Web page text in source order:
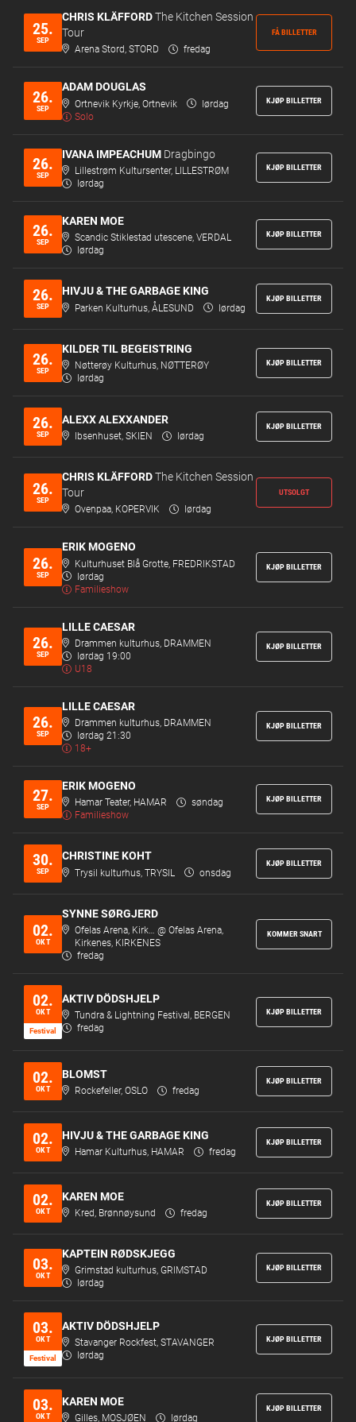
25.
SEP
CHRIS KLÄFFORDThe Kitchen Session
Tour
Arena Stord, STORD fredag
FÅ BILLETTER
26.
SEP
ADAM DOUGLAS
Ortnevik Kyrkje, Ortnevik
lørdag
Solo
KJØP BILLETTER
26.
SEP
IVANA IMPEACHUM Dragbingo
Lillestrøm Kultursenter, LILLESTRØM
lørdag
KJØP BILLETTER
26.
SEP
KAREN MOE
Scandic Stiklestad utescene, VERDAL
lørdag
KJØP BILLETTER
26.
SEP
HIVJU & THE GARBAGE KING
Parken Kulturhus, ÅLESUND lørdag
KJØP BILLETTER
26.
SEP
KILDER TIL BEGEISTRING
Nøtterøy Kulturhus, NØTTERØY
lørdag
KJØP BILLETTER
26.
SEP
ALEXX ALEXXANDER
Ibsenhuset, SKIEN lørdag
KJØP BILLETTER
26.
SEP
CHRIS KLÄFFORDThe Kitchen Session
Tour
Ovenpaa, KOPERVIK lørdag
UTSOLGT
26.
SEP
ERIK MOGENO
Kulturhuset Blå Grotte, FREDRIKSTAD
lørdag
Familieshow
KJØP BILLETTER
26.
SEP
LILLE CAESAR
Drammen kulturhus, DRAMMEN
lørdag 19:00
U18
KJØP BILLETTER
26.
SEP
LILLE CAESAR
Drammen kulturhus, DRAMMEN
lørdag 21:30
18+
KJØP BILLETTER
27.
SEP
ERIK MOGENO
Hamar Teater, HAMAR
søndag
Familieshow
KJØP BILLETTER
30.
SEP
CHRISTINE KOHT
Trysil kulturhus, TRYSIL onsdag
KJØP BILLETTER
02.
OKT
SYNNE SØRGJERD
Ofelas Arena, Kirk… @ Ofelas Arena,
Kirkenes, KIRKENES
fredag
KOMMER SNART
02.
OKT
Festi­val
AKTIV DÖDSHJELP
Tundra & Lightning Festival, BERGEN
fredag
KJØP BILLETTER
02.
OKT
BLOMST
Rockefeller, OSLO fredag
KJØP BILLETTER
02.
OKT
HIVJU & THE GARBAGE KING
Hamar Kulturhus, HAMAR fredag
KJØP BILLETTER
02.
OKT
KAREN MOE
Kred, Brønnøysund fredag
KJØP BILLETTER
03.
OKT
KAPTEIN RØDSKJEGG
Grimstad kulturhus, GRIMSTAD
lørdag
KJØP BILLETTER
03.
OKT
Festi­val
AKTIV DÖDSHJELP
Stavanger Rockfest, STAVANGER
lørdag
KJØP BILLETTER
03.
OKT
KAREN MOE
Gilles, MOSJØEN lørdag
KJØP BILLETTER